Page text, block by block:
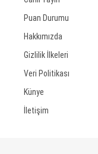
Puan Durumu
Hakkımızda
Gizlilik İlkeleri
Veri Politikası
Künye
İletişim